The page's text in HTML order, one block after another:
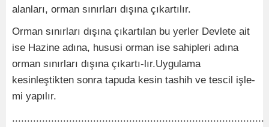
alanları, orman sınırları dışına çıkartılır.
Orman sınırları dışına çıkartılan bu yerler Devlete ait
ise Hazine adına, hususi orman ise sahipleri adına
orman sınırları dışına çıkartı-lır.Uygulama
kesinleştikten sonra tapuda kesin tashih ve tescil işle-
mi yapılır.
....................................................................................